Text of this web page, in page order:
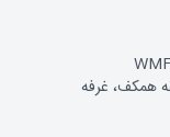
همکف، غرفه